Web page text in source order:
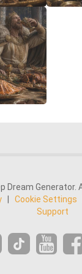
Dream Generator.
Cookie Settings
Support